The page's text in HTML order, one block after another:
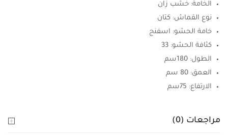
الخامة: خشب زان
نوع القماش: كتان
خامة الحشو: اسفنج
كثافة الحشو: 33
الطول: 180سم
العمق: 80 سم
الارتفاع: 75سم
مراجعات (0)